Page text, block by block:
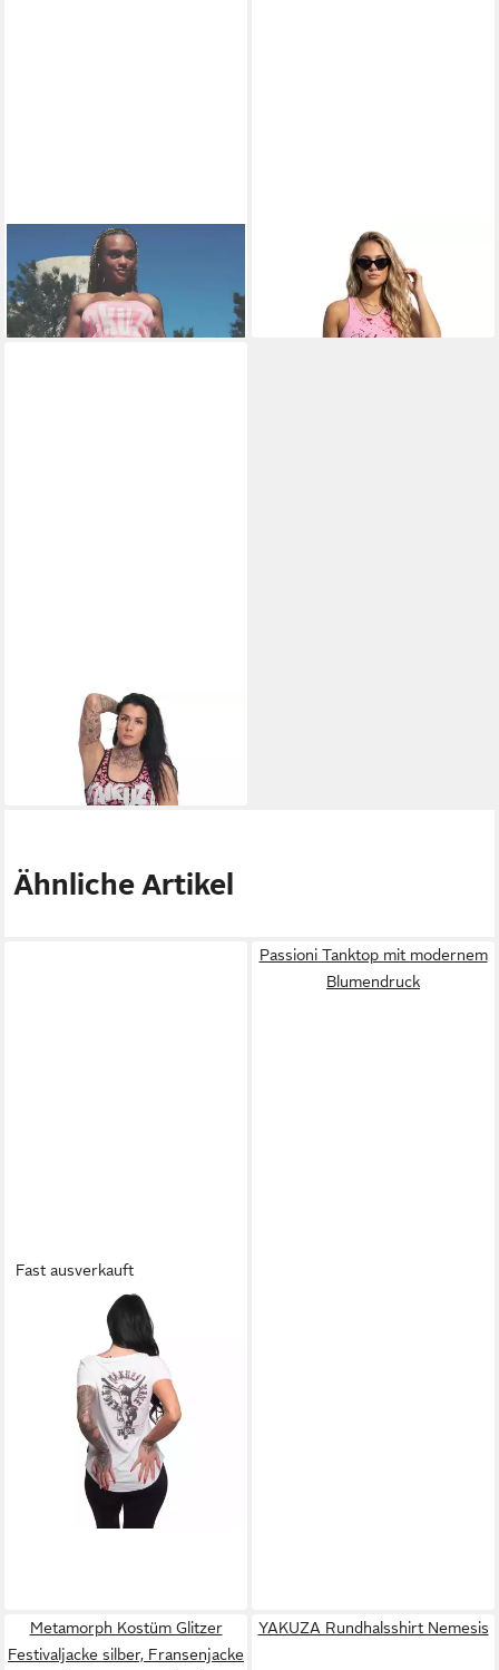
YAKUZABandeautop Anyone
26,90 € UVP 32,90 €
-18%
Tanktop Spill
Tanktop PNX
UVP29,90 €
Ähnliche Artikel
Fast ausverkauft
V-Shirt Dot
UVP35,90 €
Passioni Tanktop mit modernem
Blumendruck
Metamorph Kostüm Glitzer
Festivaljacke silber, Fransenjacke
YAKUZA Rundhalsshirt Nemesis